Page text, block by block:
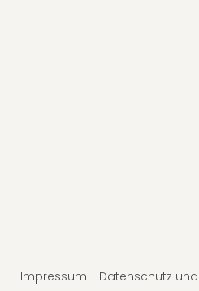
Impressum Datenschutz